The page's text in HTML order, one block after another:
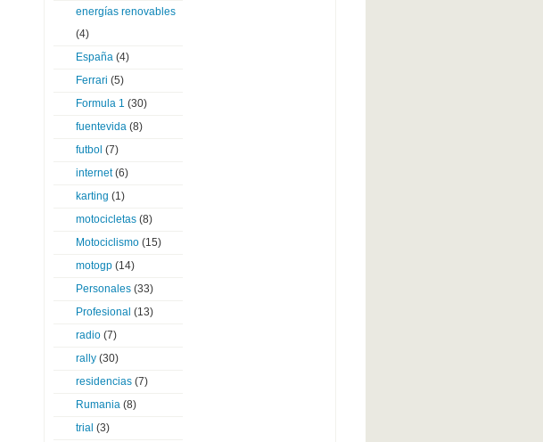
energías renovables
(4)
España (4)
Ferrari (5)
Formula 1 (30)
fuentevida (8)
futbol (7)
internet(6)
karting (1)
motocicletas (8)
Motociclismo (15)
motogp (14)
Personales (33)
Profesional (13)
radio (7)
rally (30)
residencias (7)
Rumania (8)
trial (3)